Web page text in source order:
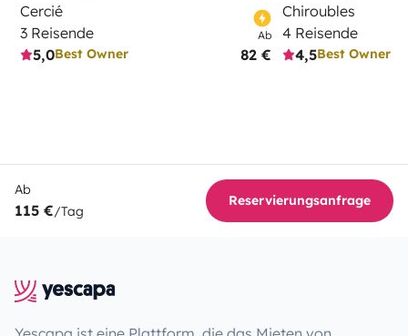
Cercié
3 Reisende
5,0Best Owner
Ab
82 €
Chiroubles
4 Reisende
4,5Best Owner
Ab
115 €/Tag
Reservierungsanfrage